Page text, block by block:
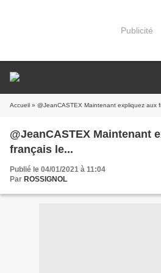
Publicité
Accueil » @JeanCASTEX Maintenant expliquez aux
@JeanCASTEX Maintenant
français le...
Publié le 04/01/2021 à 11:04
Par ROSSIGNOL